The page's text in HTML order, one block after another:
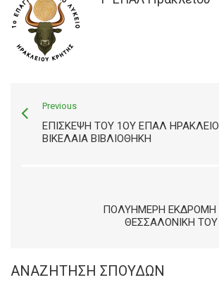
Previous
ΕΠΙΣΚΕΨΗ ΤΟΥ 1ΟΥ ΕΠΑΛ
ΒΙΚΕΛΑΙΑ ΒΙΒΛΙΟΘΗΚΗ
ΠΟΛΥΗΜΕΡΗ
ΘΕΣΣΑΛΟΝΙΚΗ
ΑΝΑΖΉΤΗΣΗ ΣΠΟΥΔΏΝ